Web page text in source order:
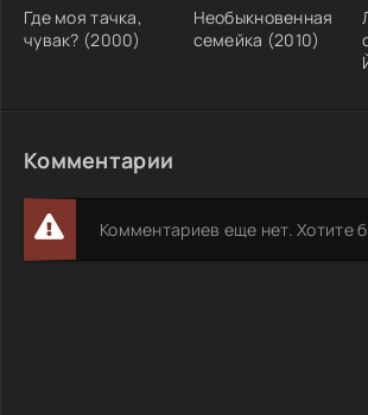
Где моя тачка,
чувак? (2000)
Необыкновенная
семейка (2010)
Комментарии
Комментариев еще нет. Хотите